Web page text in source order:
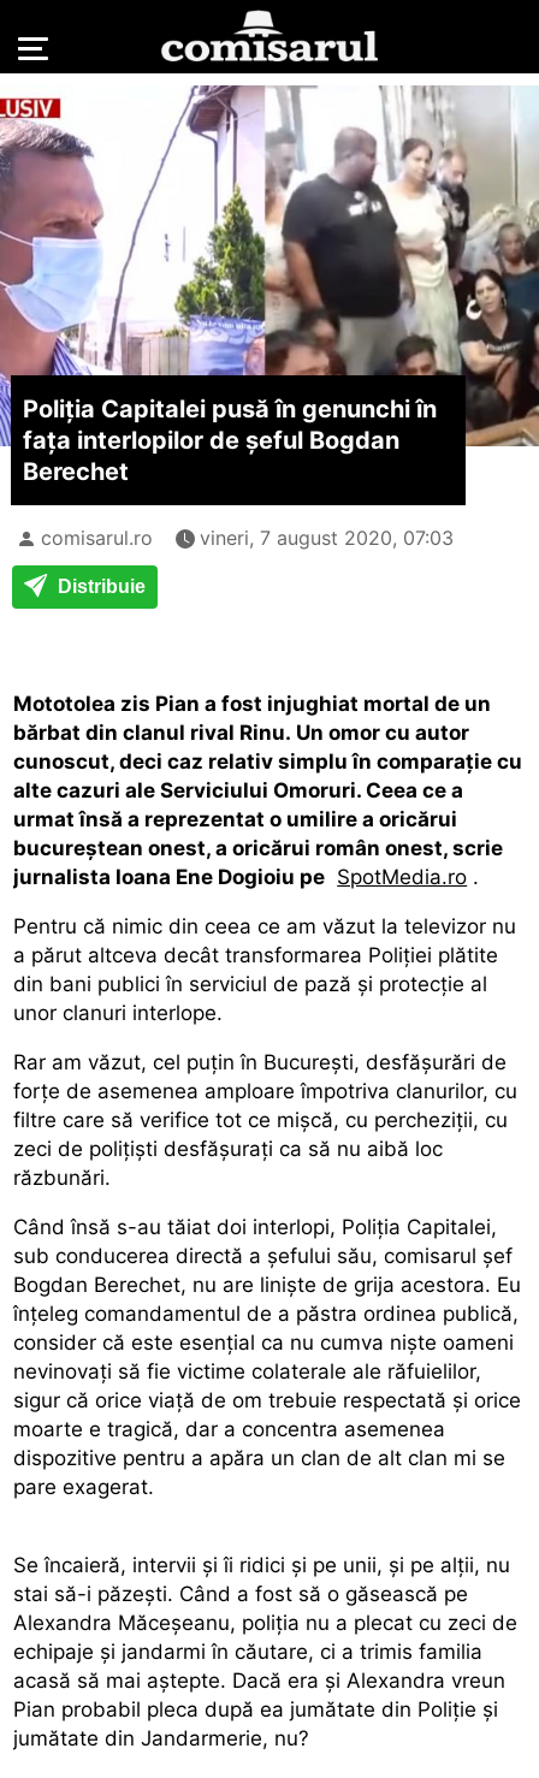
Poliția Capitalei pusă în genunchi în
fața interlopilor de șeful Bogdan
Berechet
comisarul.ro vineri, 7 august 2020, 07:03
Distribuie
Mototolea zis Pian a fost injughiat mortal de un
bărbat din clanul rival Rinu. Un omor cu autor
cunoscut, deci caz relativ simplu în comparație cu
alte cazuri ale Serviciului Omoruri. Ceea ce a
urmat însă a reprezentat o umilire a oricărui
bucureștean onest, a oricărui român onest, scrie
jurnalista Ioana Ene Dogioiu pe SpotMedia.ro .
Pentru că nimic din ceea ce am văzut la televizor nu
a părut altceva decât transformarea Poliției plătite
din bani publici în serviciul de pază și protecție al
unor clanuri interlope.
Rar am văzut, cel puțin în București, desfășurări de
forțe de asemenea amploare împotriva clanurilor, cu
filtre care să verifice tot ce mișcă, cu percheziții, cu
zeci de polițiști desfășurați ca să nu aibă loc
răzbunări.
Când însă s-au tăiat doi interlopi, Poliția Capitalei,
sub conducerea directă a șefului său, comisarul șef
Bogdan Berechet, nu are liniște de grija acestora. Eu
înțeleg comandamentul de a păstra ordinea publică,
consider că este esențial ca nu cumva niște oameni
nevinovați să fie victime colaterale ale răfuielilor,
sigur că orice viață de om trebuie respectată și orice
moarte e tragică, dar a concentra asemenea
dispozitive pentru a apăra un clan de alt clan mi se
pare exagerat.
Se încaieră, intervii și îi ridici și pe unii, și pe alții, nu
stai să-i păzești. Când a fost să o găsească pe
Alexandra Măceșeanu, poliția nu a plecat cu zeci de
echipaje și jandarmi în căutare, ci a trimis familia
acasă să mai aștepte. Dacă era și Alexandra vreun
Pian probabil pleca după ea jumătate din Poliție și
jumătate din Jandarmerie, nu?